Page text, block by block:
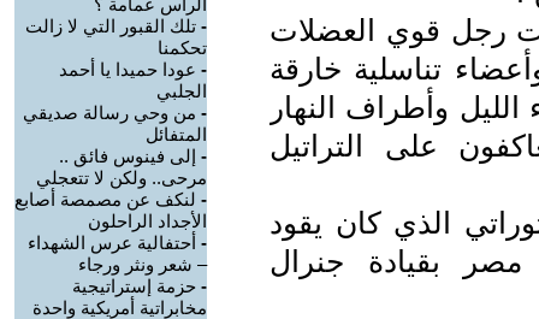
رجل قوي العضلات
تناسلية خارقة
وأطراف النهار
على التراتيل
الذي كان يقود
بقيادة جنرال
الرأس عمامة ؟
- تلك القبور التي لا زالت
تحكمنا
- عودا حميدا يا أحمد
الجلبي
- من وحي رسالة صديقي
المتفائل
- إلى فينوس فائق ..
مرحى.. ولكن لا تتعجلي
- لنكف عن مصمصة أصابع
الأجداد الراحلون
- أحتفالية عرس الشهداء
– شعر ونثر ورجاء
- حزمة إستراتيجية
مخابراتية أمريكية واحدة